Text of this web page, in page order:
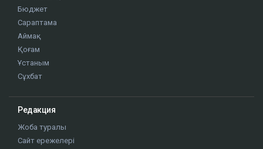
Бюджет
Сараптама
Аймақ
Қоғам
Ұстаным
Сұхбат
Редакция
Жоба туралы
Сайт ережелері